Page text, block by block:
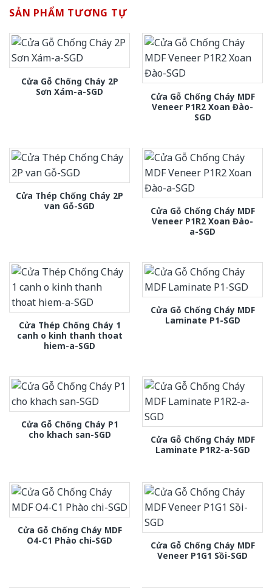
SẢN PHẨM TƯƠNG TỰ
Cửa Gỗ Chống Cháy 2P
Sơn Xám-a-SGD
Cửa Gỗ Chống Cháy MDF
Veneer P1R2 Xoan Đào-
SGD
Cửa Thép Chống Cháy 2P
van Gỗ-SGD
Cửa Gỗ Chống Cháy MDF
Veneer P1R2 Xoan Đào-
a-SGD
Cửa Thép Chống Cháy 1
canh o kinh thanh thoat
hiem-a-SGD
Cửa Gỗ Chống Cháy MDF
Laminate P1-SGD
Cửa Gỗ Chống Cháy P1
cho khach san-SGD
Cửa Gỗ Chống Cháy MDF
Laminate P1R2-a-SGD
Cửa Gỗ Chống Cháy MDF
O4-C1 Phào chi-SGD
Cửa Gỗ Chống Cháy MDF
Veneer P1G1 Sồi-SGD